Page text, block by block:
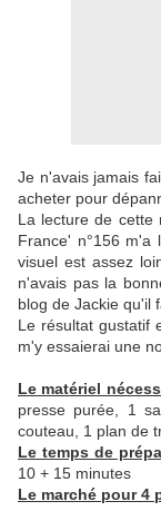
Je n'avais jamais
acheter pour
La lecture de cette
France' n°156 m'a
visuel est assez
n'avais pas la
blog de Jackie qu'il
Le résultat gustatif
m'y essaierai une
Le matériel
presse purée, 1
couteau, 1 plan de
Le temps de
10 + 15 minutes
Le marché pour 4